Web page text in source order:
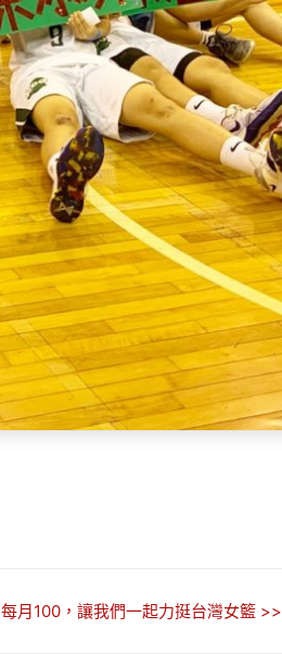
每月100，讓我們一起力挺台灣女籃 >>